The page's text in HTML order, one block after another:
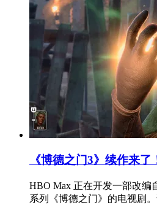
《博德之门3》续作来
HBO Max 正在开发一部改编
系列《博德之门》的电视剧